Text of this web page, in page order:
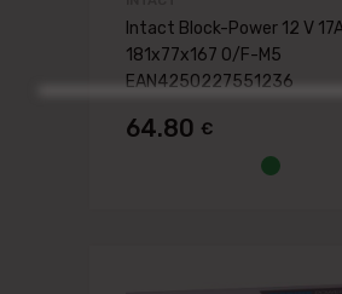
Intact Block-Power 12 V
181x77x167 0/F-M5
EAN4250227551236
64.80 €